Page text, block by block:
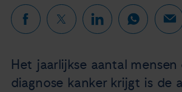
Nieuws
Steun ons
Het jaarlijkse aantal
diagnose kanker krijgt is de